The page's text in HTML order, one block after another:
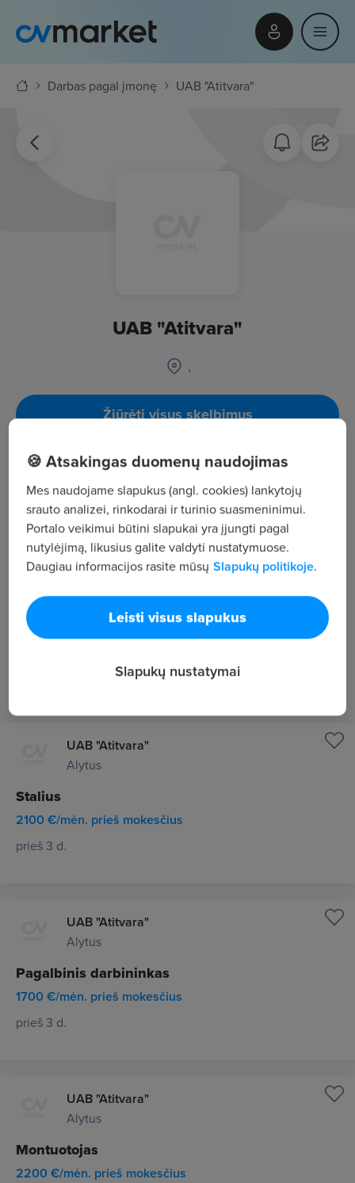
Darbas pagal įmonę UAB "Atitvara"
UAB "Atitvara"
,
Žiūrėti visus skelbimus
Įmonės aprašymas
52
Darbuotojų sk.
126
Peržiūros
Vid. atlyginimas
UAB "Atitvara" darbo skelbimai
UAB "Atitvara"
Alytus
Stalius
2100 €/mėn. prieš mokesčius
prieš 3 d.
UAB "Atitvara"
Alytus
Pagalbinis darbininkas
1700 €/mėn. prieš mokesčius
prieš 3 d.
UAB "Atitvara"
Alytus
Montuotojas
2200 €/mėn. prieš mokesčius
🍪 Atsakingas duomenų naudojimas
Mes naudojame slapukus (angl. cookies) lankytojų
srauto analizei, rinkodarai ir turinio suasmeninimui.
Portalo veikimui būtini slapukai yra įjungti pagal
nutylėjimą, likusius galite valdyti nustatymuose.
Daugiau informacijos rasite mūsų Slapukų politikoje.
Leisti visus slapukus
Slapukų nustatymai